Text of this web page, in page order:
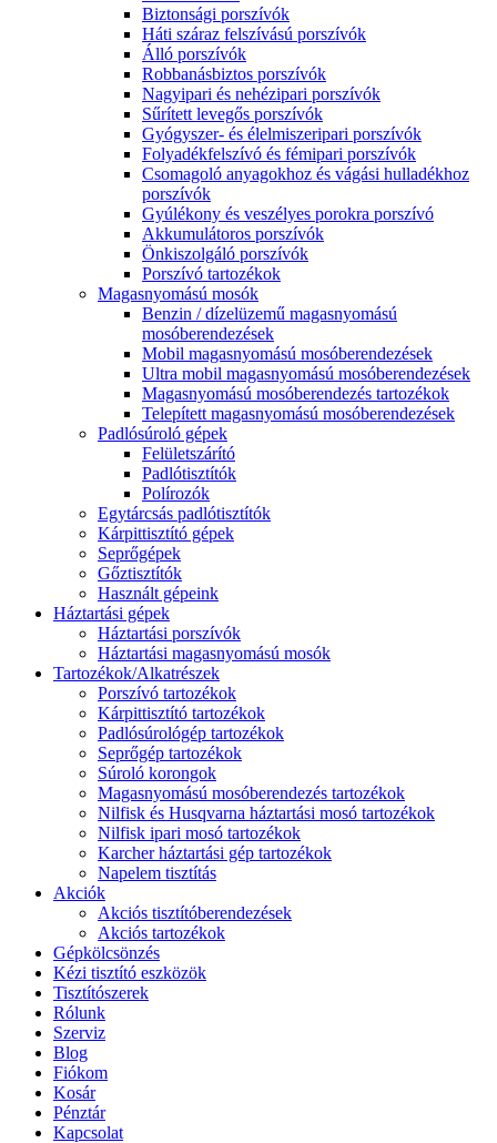
Biztonsági porszívók
Háti száraz felszívású porszívók
Álló porszívók
Robbanásbiztos porszívók
Nagyipari és nehézipari porszívók
Sűrített levegős porszívók
Gyógyszer- és élelmiszeripari porszívók
Folyadékfelszívó és fémipari porszívók
Csomagoló anyagokhoz és vágási hulladékhoz
porszívók
Gyúlékony és veszélyes porokra porszívó
Akkumulátoros porszívók
Önkiszolgáló porszívók
Porszívó tartozékok
Magasnyomású mosók
Benzin / dízelüzemű magasnyomású
mosóberendezések
Mobil magasnyomású mosóberendezések
Ultra mobil magasnyomású mosóberendezések
Magasnyomású mosóberendezés tartozékok
Telepített magasnyomású mosóberendezések
Padlósúroló gépek
Felületszárító
Padlótisztítók
Polírozók
Egytárcsás padlótisztítók
Kárpittisztító gépek
Seprőgépek
Gőztisztítók
Használt gépeink
Háztartási gépek
Háztartási porszívók
Háztartási magasnyomású mosók
Tartozékok/Alkatrészek
Porszívó tartozékok
Kárpittisztító tartozékok
Padlósúrológép tartozékok
Seprőgép tartozékok
Súroló korongok
Magasnyomású mosóberendezés tartozékok
Nilfisk és Husqvarna háztartási mosó tartozékok
Nilfisk ipari mosó tartozékok
Karcher háztartási gép tartozékok
Napelem tisztítás
Akciók
Akciós tisztítóberendezések
Akciós tartozékok
Gépkölcsönzés
Kézi tisztító eszközök
Tisztítószerek
Rólunk
Szerviz
Blog
Fiókom
Kosár
Pénztár
Kapcsolat